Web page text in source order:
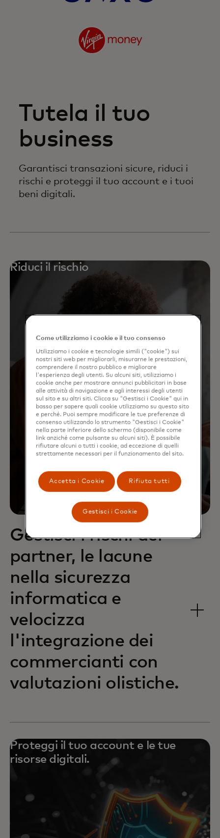
Tutela il tuo
business
Garantisci transazioni sicure, riduci i
rischi e proteggi il tuo account e i tuoi
beni digitali.
Riduci il rischio
Gestisci i rischi dei
partner, le lacune
nella sicurezza
informatica e
velocizza
l'integrazione dei
commercianti con
valutazioni olistiche.
Proteggi il tuo account e le tue
risorse digitali.
Come utilizziamo i cookie e il tuo consenso
Utilizziamo i cookie e tecnologie simili ("cookie") sui
nostri siti web per migliorarli, misurarne le prestazioni,
comprendere il nostro pubblico e migliorare
l'esperienza degli utenti. Su alcuni siti, utilizziamo i
cookie anche per mostrare annunci pubblicitari in base
alle attività di navigazione e agli interessi degli utenti
sul sito e su altri siti. Clicca su "Gestisci i Cookie" qui in
basso per sapere quali cookie utilizziamo su questo sito
e perché. Puoi sempre modificare le tue preferenze di
consenso utilizzando lo strumento "Gestisci i Cookie"
nella parte inferiore dello schermo (disponibile come
link anziché come pulsante su alcuni siti). È possibile
rifiutare alcuni o tutti i cookie, ad eccezione di quelli
strettamente necessari per il funzionamento del sito.
Accetta i Cookie Rifiuta tutti
Gestisci i Cookie